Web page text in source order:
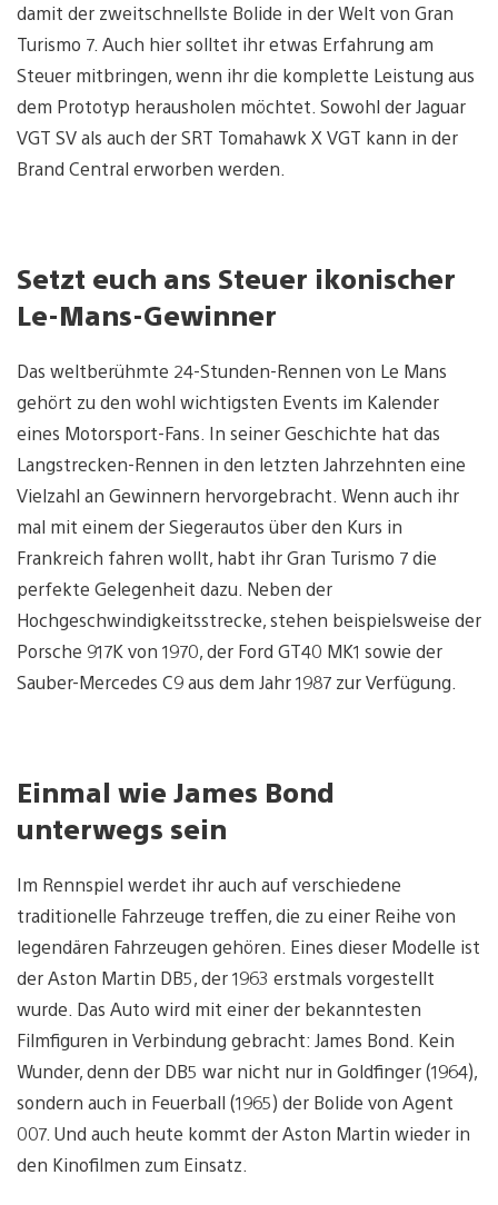
damit der zweitschnellste Bolide in der Welt von Gran
Turismo 7. Auch hier solltet ihr etwas Erfahrung am
Steuer mitbringen, wenn ihr die komplette Leistung aus
dem Prototyp herausholen möchtet. Sowohl der Jaguar
VGT SV als auch der SRT Tomahawk X VGT kann in der
Brand Central erworben werden.
Setzt euch ans Steuer ikonischer
Le-Mans-Gewinner
Das weltberühmte 24-Stunden-Rennen von Le Mans
gehört zu den wohl wichtigsten Events im Kalender
eines Motorsport-Fans. In seiner Geschichte hat das
Langstrecken-Rennen in den letzten Jahrzehnten eine
Vielzahl an Gewinnern hervorgebracht. Wenn auch ihr
mal mit einem der Siegerautos über den Kurs in
Frankreich fahren wollt, habt ihr Gran Turismo 7 die
perfekte Gelegenheit dazu. Neben der
Hochgeschwindigkeitsstrecke, stehen beispielsweise der
Porsche 917K von 1970, der Ford GT40 MK1 sowie der
Sauber-Mercedes C9 aus dem Jahr 1987 zur Verfügung.
Einmal wie James Bond
unterwegs sein
Im Rennspiel werdet ihr auch auf verschiedene
traditionelle Fahrzeuge treffen, die zu einer Reihe von
legendären Fahrzeugen gehören. Eines dieser Modelle ist
der Aston Martin DB5, der 1963 erstmals vorgestellt
wurde. Das Auto wird mit einer der bekanntesten
Filmfiguren in Verbindung gebracht: James Bond. Kein
Wunder, denn der DB5 war nicht nur in Goldfinger (1964),
sondern auch in Feuerball (1965) der Bolide von Agent
007. Und auch heute kommt der Aston Martin wieder in
den Kinofilmen zum Einsatz.